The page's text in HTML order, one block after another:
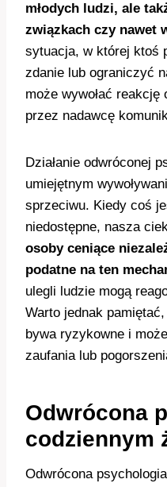
młodych ludzi, ale
związkach czy nawet
sytuacja, w której ktoś
zdanie lub ograniczyć
może wywołać reakcję
przez nadawcę
Działanie odwróconej
umiejętnym
sprzeciwu. Kiedy coś
niedostępne, nasza
osoby ceniące
podatne na ten
ulegli ludzie mogą
Warto jednak
bywa ryzykowne i
zaufania lub
Odwrócona
codziennym
Odwrócona